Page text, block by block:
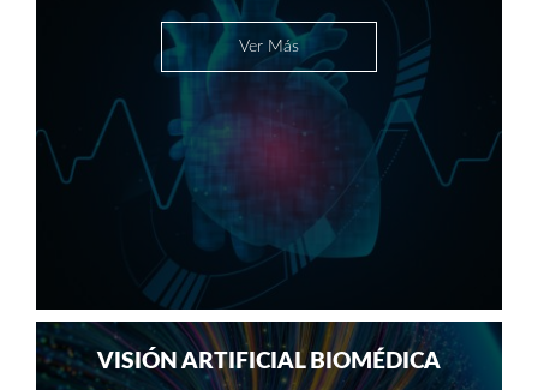
Ver Más
VISIÓN ARTIFICIAL BIOMÉDICA